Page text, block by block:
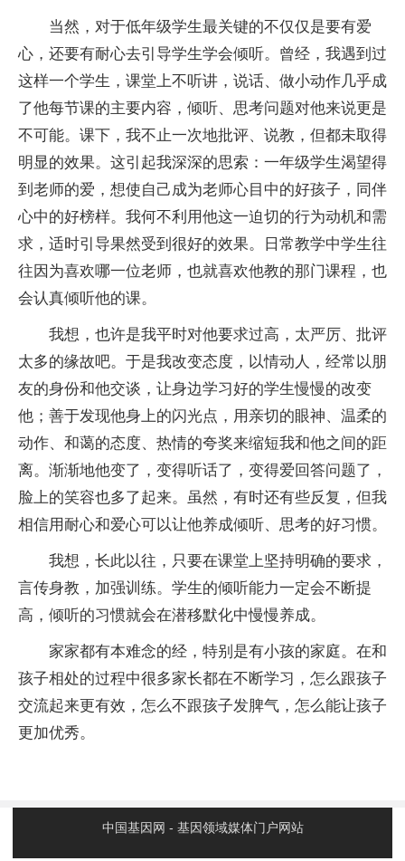
当然，对于低年级学生最关键的不仅仅是要有爱
心，还要有耐心去引导学生学会倾听。曾经，我遇到过
这样一个学生，课堂上不听讲，说话、做小动作几乎成
了他每节课的主要内容，倾听、思考问题对他来说更是
不可能。课下，我不止一次地批评、说教，但都未取得
明显的效果。这引起我深深的思索：一年级学生渴望得
到老师的爱，想使自己成为老师心目中的好孩子，同伴
心中的好榜样。我何不利用他这一迫切的行为动机和需
求，适时引导果然受到很好的效果。日常教学中学生往
往因为喜欢哪一位老师，也就喜欢他教的那门课程，也
会认真倾听他的课。
我想，也许是我平时对他要求过高，太严厉、批评
太多的缘故吧。于是我改变态度，以情动人，经常以朋
友的身份和他交谈，让身边学习好的学生慢慢的改变
他；善于发现他身上的闪光点，用亲切的眼神、温柔的
动作、和蔼的态度、热情的夸奖来缩短我和他之间的距
离。渐渐地他变了，变得听话了，变得爱回答问题了，
脸上的笑容也多了起来。虽然，有时还有些反复，但我
相信用耐心和爱心可以让他养成倾听、思考的好习惯。
我想，长此以往，只要在课堂上坚持明确的要求，
言传身教，加强训练。学生的倾听能力一定会不断提
高，倾听的习惯就会在潜移默化中慢慢养成。
家家都有本难念的经，特别是有小孩的家庭。在和
孩子相处的过程中很多家长都在不断学习，怎么跟孩子
交流起来更有效，怎么不跟孩子发脾气，怎么能让孩子
更加优秀。
中国基因网 - 基因领域媒体门户网站